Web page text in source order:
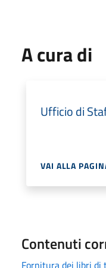
A cura di
Ufficio di
VAI ALLA
Contenuti
Fornitura dei libri di